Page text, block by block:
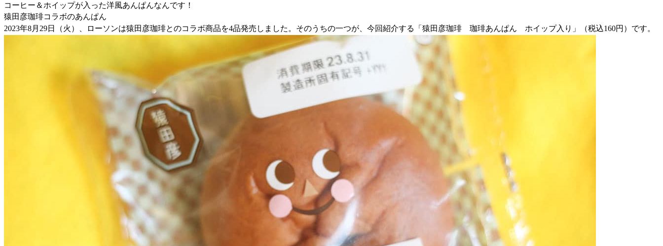
コーヒー＆ホイップが入った洋風あんぱんなんです！
猿田彦珈琲コラボのあんぱん
2023年8月29日（火）、ローソンは猿田彦珈琲とのコラボ商品を4品発売しました。そのうちの一つが、今回紹介する「猿田彦珈琲 珈琲あんぱん ホイップ入り」（税込160円）です。